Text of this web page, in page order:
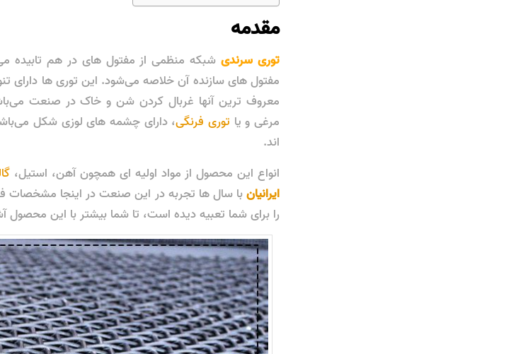
مقدمه
توری سرندیشبکه منظمی از مفتول های در هم تابیده
مفتول های سازنده آن خلاصه می‌شود. این توری ها دارای
معروف ترین آنها غربال کردن شن و خاک در صنعت
مرغی و یا توری فرنگی، دارای چشمه های لوزی شکل
اند.
انواع این محصول از مواد اولیه ای همچون آهن، استیل،
ایرانیان با سال ها تجربه در این صنعت در اینجا مشخصات
را برای شما تعبیه دیده است، تا شما بیشتر با این محصول